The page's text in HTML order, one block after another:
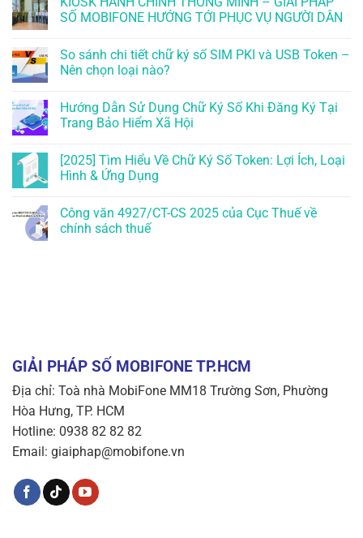
SỐ MOBIFONE HƯỚNG TỚI PHỤC VỤ NGƯỜI DÂN
So sánh chi tiết chữ ký số SIM PKI và USB Token –
Nên chọn loại nào?
Hướng Dẫn Sử Dụng Chữ Ký Số Khi Đăng Ký Tại
Trang Bảo Hiểm Xã Hội
[2025] Tìm Hiểu Về Chữ Ký Số Token: Lợi Ích, Loại
Hình & Ứng Dụng
Công văn 4927/CT-CS 2025 của Cục Thuế về
chính sách thuế
GIẢI PHÁP SỐ MOBIFONE TP.HCM
Địa chỉ: Toà nhà MobiFone MM18 Trường Sơn, Phường
Hòa Hưng, TP. HCM
Hotline: 0938 82 82 82
Email: giaiphap@mobifone.vn